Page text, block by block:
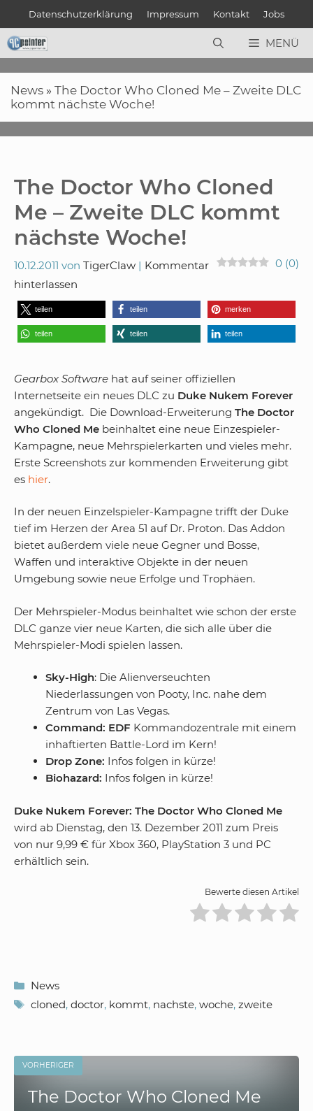
springen
Datenschutzerklärung Impressum Kontakt Jobs
MENÜ
News » The Doctor Who Cloned Me – Zweite DLC
kommt nächste Woche!
The Doctor Who Cloned
Me – Zweite DLC kommt
nächste Woche!
10.12.2011 von TigerClaw 0 (0)
Kommentar
hinterlassen
teilen teilen merken
teilen teilen teilen
Gearbox Software hat auf seiner offiziellen
Internetseite ein neues DLC zu Duke Nukem Forever
angekündigt. Die Download-Erweiterung The Doctor
Who Cloned Me beinhaltet eine neue Einzespieler-
Kampagne, neue Mehrspielerkarten und vieles mehr.
Erste Screenshots zur kommenden Erweiterung gibt
es hier.
In der neuen Einzelspieler-Kampagne trifft der Duke
tief im Herzen der Area 51 auf Dr. Proton. Das Addon
bietet außerdem viele neue Gegner und Bosse,
Waffen und interaktive Objekte in der neuen
Umgebung sowie neue Erfolge und Trophäen.
Der Mehrspieler-Modus beinhaltet wie schon der erste
DLC ganze vier neue Karten, die sich alle über die
Mehrspieler-Modi spielen lassen.
Sky-High: Die Alienverseuchten
Niederlassungen von Pooty, Inc. nahe dem
Zentrum von Las Vegas.
Command: EDF Kommandozentrale mit einem
inhaftierten Battle-Lord im Kern!
Drop Zone: Infos folgen in kürze!
Biohazard: Infos folgen in kürze!
Duke Nukem Forever: The Doctor Who Cloned Me
wird ab Dienstag, den 13. Dezember 2011 zum Preis
von nur 9,99 € für Xbox 360, PlayStation 3 und PC
erhältlich sein.
Bewerte diesen Artikel
Kategorien
News
Schlagwörter
cloned, doctor, kommt, nachste, woche, zweite
VORHERIGER
The Doctor Who Cloned Me